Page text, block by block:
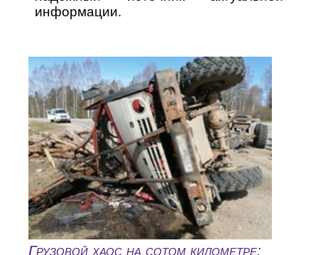
информации.
Грузовой хаос на сотом километре: